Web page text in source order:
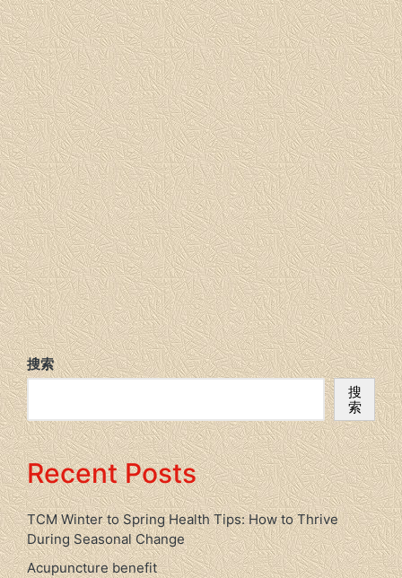
搜索
搜
索
Recent Posts
TCM Winter to Spring Health Tips: How to Thrive
During Seasonal Change
Acupuncture benefit